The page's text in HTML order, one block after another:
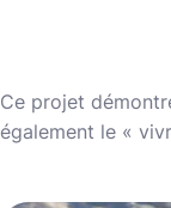
Ce projet
également le «